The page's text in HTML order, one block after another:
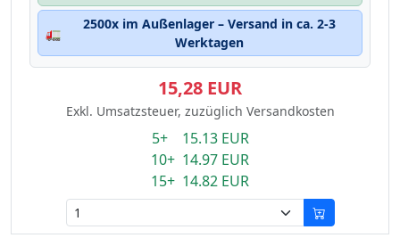
🚛
2500x im Außenlager – Versand in ca. 2-3
Werktagen
15,28 EUR
Exkl. Umsatzsteuer, zuzüglich Versandkosten
5+ 15.13 EUR
10+ 14.97 EUR
15+ 14.82 EUR